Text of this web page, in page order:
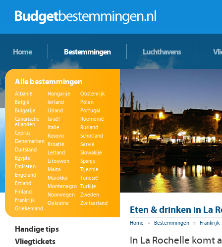
Home Bestemmingen Luchthavens
Alle bestemmingen
Albanië
België
Bulgarije
Canarische
eilanden
Cyprus
Denemarken
Duitsland
Egypte
Emiraten
Engeland
Estland
Finland
Frankrijk
Griekenland
Hongarije
Ierland
IJsland
Israël
Italië
Kosovo
Kroatië
Letland
Litouwen
Malta
Marokko
Montenegro
Noorwegen
Oekraïne
Oostenrijk
Polen
Portugal
Roemenië
Rusland
Schotland
Servië
Slowakije
Spanje
Tsjechië
Tunesië
Turkije
Zweden
Zwitserland
Handige tips
Vliegtickets
Eten & drinken in La
Home » Bestemmingen » Frankrijk
In La Rochelle komt